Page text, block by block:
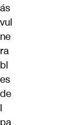
ás
vul
ne
ra
bl
es
de
l